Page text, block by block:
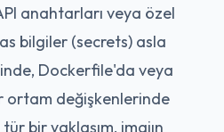
anahtarları veya özel
bilgiler (secrets) asla
Dockerfile'da veya
değişkenlerinde
bir yaklaşım, imajın